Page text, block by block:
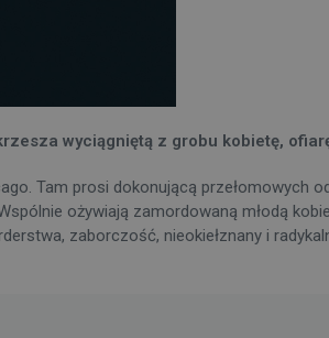
wyciągniętą z grobu kobietę,
Tam prosi dokonującą przełomowych
ożywiają zamordowaną młodą
zaborczość, nieokiełznany i